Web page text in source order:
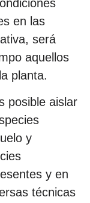
en las
será
aquellos
planta.
posible aislar
y
y en
técnicas